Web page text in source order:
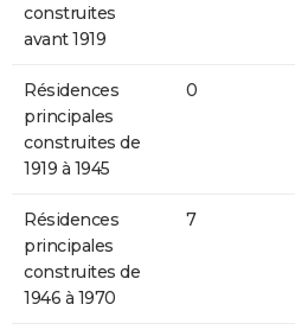
construites
avant 1919
Résidences
principales
construites de
1919 à 1945
0
Résidences
principales
construites de
1946 à 1970
7